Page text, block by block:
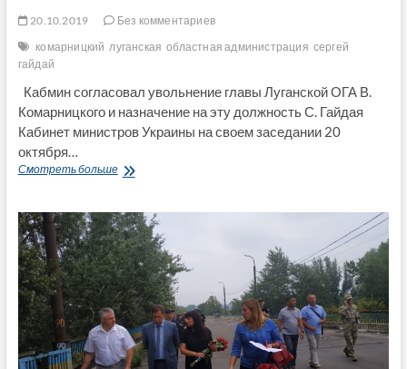
20.10.2019
Без комментариев
комарницкий луганская областная администрация сергей
гайдай
Кабмин согласовал увольнение главы Луганской ОГА В.
Комарницкого и назначение на эту должность С. Гайдая
Кабинет министров Украины на своем заседании 20
октября…
Смотреть большеКабмин
главы
Луганской
ОГА
В.
Комарницкого
и
назначение
на
эту
должность